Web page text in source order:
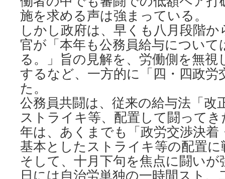
施を求める声は強まっている。
しかし政府は、早くも八月段階
官が「本年も公務員給与について
る。」旨の見解を、労働側を無
するなど、一方的に「四・四政労
た。
公務員共闘は、従来の給与法「改
ストライキ等、配置して闘って
年は、あくまでも「政労交渉決着
基本としたストライキ等の配置
そして、十月下句を焦点に闘い
日には自治労単独の一時間スト、